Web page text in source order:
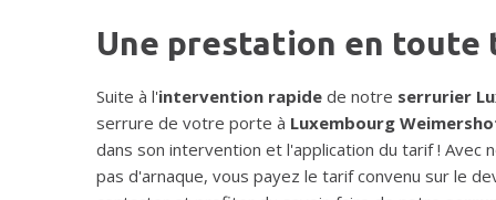
Une prestation en toute
Suite à l'intervention rapide de notre serrurier
serrure de votre porte à Luxembourg
dans son intervention et l'application du tarif ! Avec
pas d'arnaque, vous payez le tarif convenu sur le